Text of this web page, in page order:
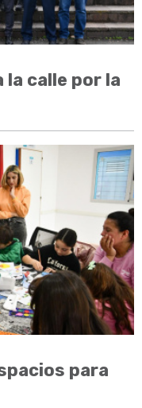
calle por la
para